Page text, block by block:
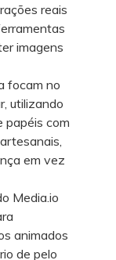
reais
imagens
focam no
utilizando
papéis com
em vez
Media.io
animados
de pelo